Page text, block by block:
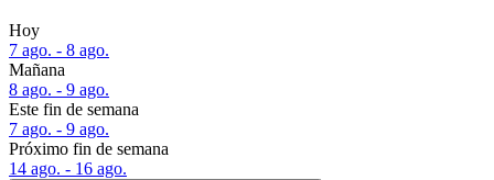
Hoy
7 ago. - 8 ago.
Mañana
8 ago. - 9 ago.
Este fin de semana
7 ago. - 9 ago.
Próximo fin de semana
14 ago. - 16 ago.